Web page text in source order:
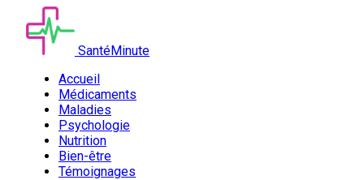
SantéMinute
Accueil
Médicaments
Maladies
Psychologie
Nutrition
Bien-être
Témoignages